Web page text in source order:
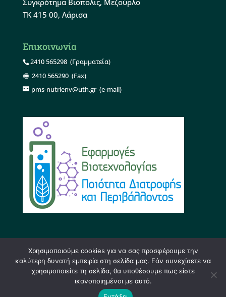
Συγκρότημα Βιόπολις, Μεζούρλο
ΤΚ 415 00, Λάρισα
Επικοινωνία
2410 565298(Γραμματεία)
2410 565290(Fax)
pms-nutrienv@uth.gr(e-mail)
Σχεδίαση & Υλοποίηση:Φ. Κόκκορας
Χρησιμοποιούμε cookies για να σας προσφέρουμε την
καλύτερη δυνατή εμπειρία στη σελίδα μας. Εάν συνεχίσετε να
χρησιμοποιείτε τη σελίδα, θα υποθέσουμε πως είστε
ικανοποιημένοι με αυτό.